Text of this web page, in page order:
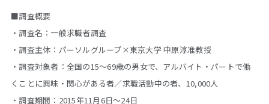
■調査概要
・調査名：一般求職者調査
・調査主体：パーソルグループ×東京大学 中原淳准教授
・調査対象者：全国の15～69歳の男女で、アルバイト・パートで働
くことに興味・関心がある者／求職活動中の者、10,000人
・調査期間：2015年11月6日～24日